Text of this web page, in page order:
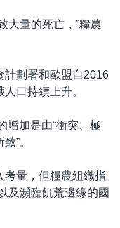
大量的死亡，”糧農
計劃署和歐盟自2016
口持續上升。
增加是由“衝突、極
”。
考量，但糧農組織指
及瀕臨飢荒邊緣的國